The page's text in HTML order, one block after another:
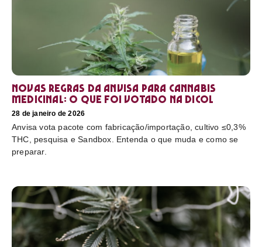
Novas regras da Anvisa para cannabis
medicinal: o que foi votado na Dicol
28 de janeiro de 2026
Anvisa vota pacote com fabricação/importação, cultivo ≤0,3%
THC, pesquisa e Sandbox. Entenda o que muda e como se
preparar.